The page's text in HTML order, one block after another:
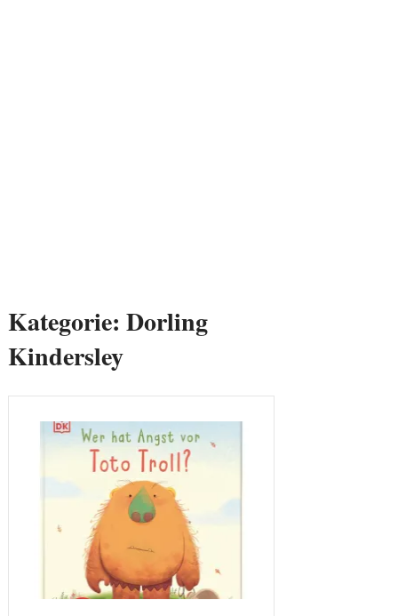
Kategorie: Dorling
Kindersley